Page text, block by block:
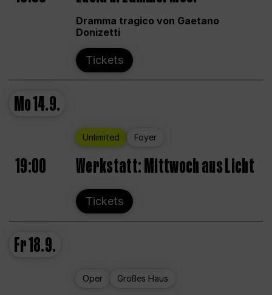
Dramma tragico von Gaetano
Donizetti
Tickets
Mo14.9.
Unlimited Foyer
19:00 Werkstatt: Mittwoch aus Licht
Tickets
Fr18.9.
Oper Großes Haus